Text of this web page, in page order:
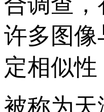
许多图
定相似
被称为